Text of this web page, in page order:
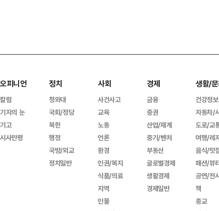
오피니언
칼럼
기자의 눈
기고
시사만평
정치
청와대
국회/정당
북한
행정
국방/외교
정치일반
사회
사건사고
교육
노동
언론
환경
인권/복지
식품/의료
지역
인물
경제
금융
증권
산업/재계
중기/벤처
부동산
글로벌경제
생활경제
경제일반
생활/
건강정보
자동차/
도로/교
여행/레
음식/맛
패션/뷰
공연/전
책
종교